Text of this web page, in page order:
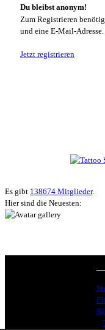
Du bleibst anonym!
Zum Registrieren
und eine E-Mail-Adresse.
Jetzt registrieren
Es gibt 138674 Mitglieder.
Hier sind die Neuesten: